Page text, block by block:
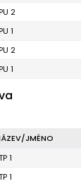
2
1
2
1
JMÉNO
1
1